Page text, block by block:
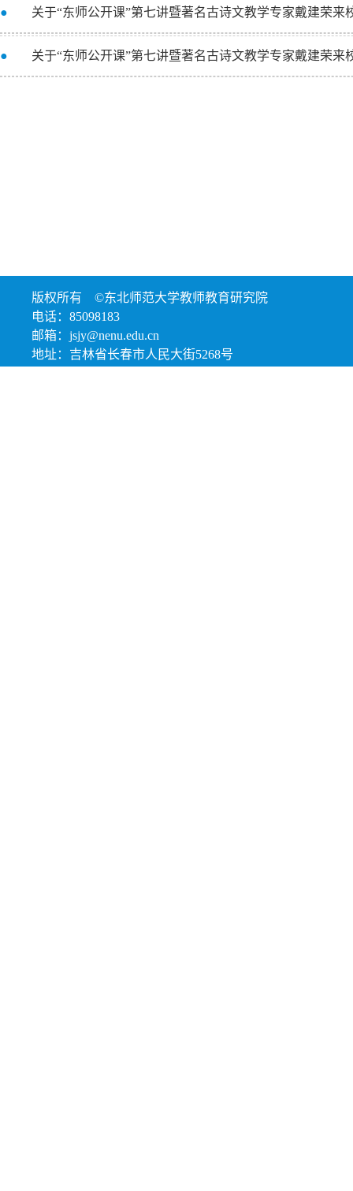
● 关于“东师公开课”第七讲暨著名古诗文教学专家戴建荣来
● 关于“东师公开课”第七讲暨著名古诗文教学专家戴建荣来
版权所有 ©东北师范大学教师教育研究院
电话：85098183
邮箱：jsjy@nenu.edu.cn
地址：吉林省长春市人民大街5268号